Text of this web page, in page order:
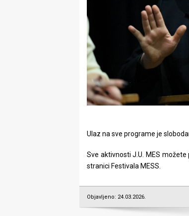
Ulaz na sve programe je
Sve aktivnosti J.U. MES
stranici Festivala MESS.
Objavljeno: 24.03.2026.